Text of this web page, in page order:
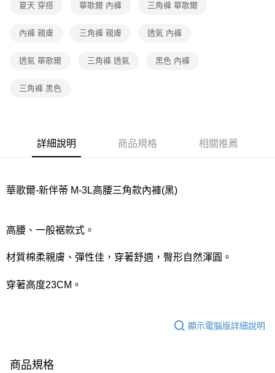
每筆NT$80，滿NT$1,000(含以上)免運費
付款後7-11取貨
每筆NT$80，滿NT$1,000(含以上)免運費
付款後門市自取
夏天 穿搭 華歌爾 內褲 三角褲 華歌爾
內褲 親膚 三角褲 親膚 透氣 內褲
透氣 華歌爾 三角褲 透氣 黑色 內褲
三角褲 黑色
詳細說明 商品規格 相關推薦
華歌爾-新伴蒂 M-3L高腰三角款內褲(黑)
高腰、一般裾款式。
材質棉柔親膚、彈性佳，穿著舒適，臀形自然渾圓。
穿著高度23CM。
顯示電腦版詳細說明
商品規格